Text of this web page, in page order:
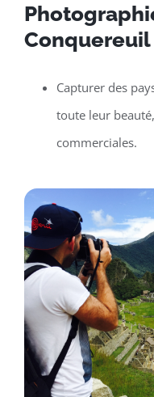
Conquereuil
Capturer des
toute leur
commerciales.